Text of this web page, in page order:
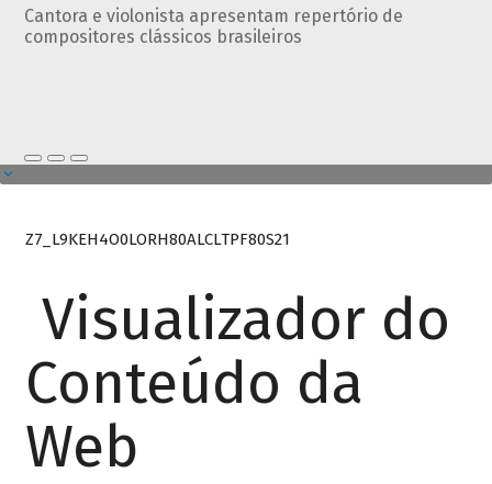
Cantora e violonista apresentam repertório de
compositores clássicos brasileiros
Z7_L9KEH4O0LORH80ALCLTPF80S21
Visualizador do
Conteúdo da
Web